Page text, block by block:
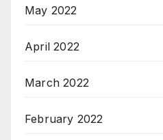
May 2022
April 2022
March 2022
February 2022